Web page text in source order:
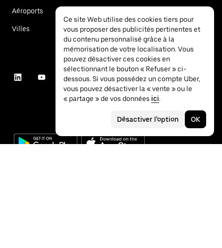
Aéroports
Villes
Ce site Web utilise des cookies tiers pour
vous proposer des publicités pertinentes et
du contenu personnalisé grâce à la
mémorisation de votre localisation. Vous
pouvez désactiver ces cookies en
sélectionnant le bouton « Refuser » ci-
dessous. Si vous possédez un compte Uber,
vous pouvez désactiver la « vente » ou le
« partage » de vos données ici.
Désactiver l'option OK